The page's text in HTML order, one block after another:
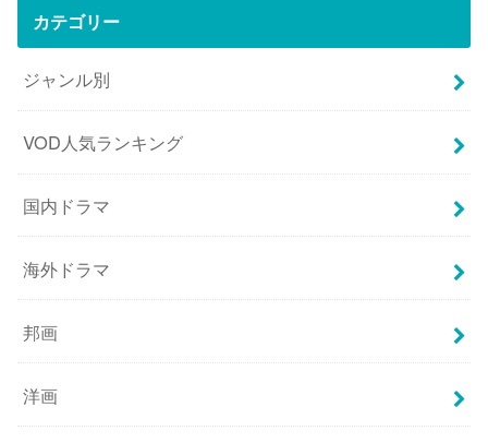
カテゴリー
ジャンル別
VOD人気ランキング
国内ドラマ
海外ドラマ
邦画
洋画